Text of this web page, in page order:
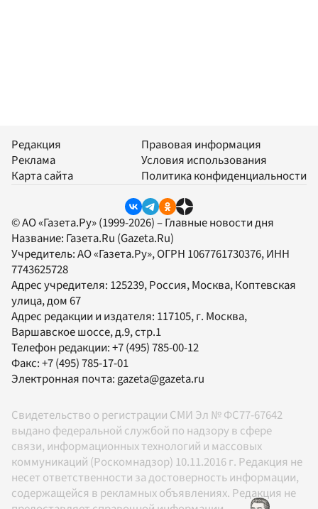
Редакция
Реклама
Карта сайта
Правовая информация
Условия использования
Политика конфиденциальности
© АО «Газета.Ру» (1999-2026) – Главные новости дня
Название: Газета.Ru (Gazeta.Ru)
Учредитель:АО «Газета.Ру», ОГРН 1067761730376, ИНН
7743625728
Адрес учредителя: 125239, Россия, Москва, Коптевская
улица, дом 67
Адрес редакции и издателя: 117105, г. Москва,
Варшавское шоссе, д.9, стр.1
Телефон редакции:+7 (495) 785-00-12
Факс:+7 (495) 785-17-01
Электронная почта:gazeta@gazeta.ru
Свидетельство о регистрации СМИ Эл № ФС77-67642
выдано федеральной службой по надзору в сфере
связи, информационных технологий и массовых
коммуникаций (Роскомнадзор) 10.11.2016 г. Редакция не
несет ответственности за достоверность информации,
содержащейся в рекламных объявлениях. Редакция не